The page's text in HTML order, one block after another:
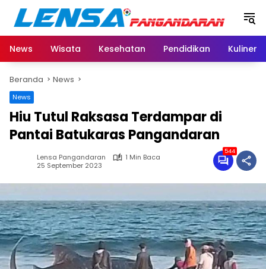
Langsung
konten
News
Wisata Kesehatan Pendidikan Kuliner
Beranda News
News
Hiu Tutul Raksasa Terdampar di
Pantai Batukaras Pangandaran
Lensa Pangandaran
1 Min Baca
25 September 2023
544